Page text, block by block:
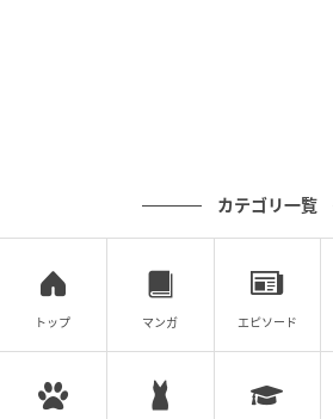
マチたっぷりで大容量！普
バッグにも活躍♪
カテゴリ一覧
トップ マンガ エピソード